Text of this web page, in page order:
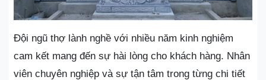
Đội ngũ thợ lành nghề với nhiều năm kinh nghiệm
cam kết mang đến sự hài lòng cho khách hàng. Nhân
viên chuyên nghiệp và sự tận tâm trong từng chi tiết